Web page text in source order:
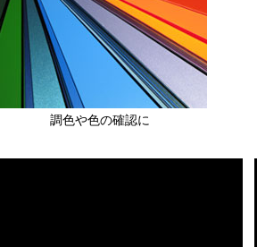
調色や色の確認に